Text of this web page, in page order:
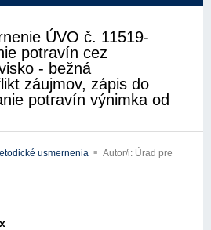
ÚVO č. 11519-
potravín cez
- bežná
záujmov, zápis do
potravín výnimka od
usmernenia
Autor/i: Úrad pre